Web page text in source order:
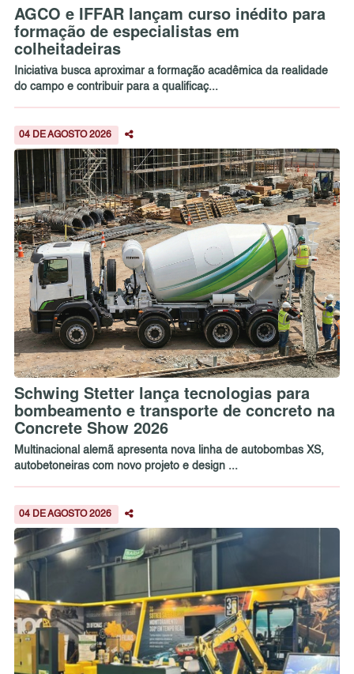
AGCO e IFFAR lançam curso inédito para
formação de especialistas em
colheitadeiras
Iniciativa busca aproximar a formação acadêmica da realidade
do campo e contribuir para a qualificaç...
04 DE AGOSTO 2026
Schwing Stetter lança tecnologias para
bombeamento e transporte de concreto na
Concrete Show 2026
Multinacional alemã apresenta nova linha de autobombas XS,
autobetoneiras com novo projeto e design ...
04 DE AGOSTO 2026